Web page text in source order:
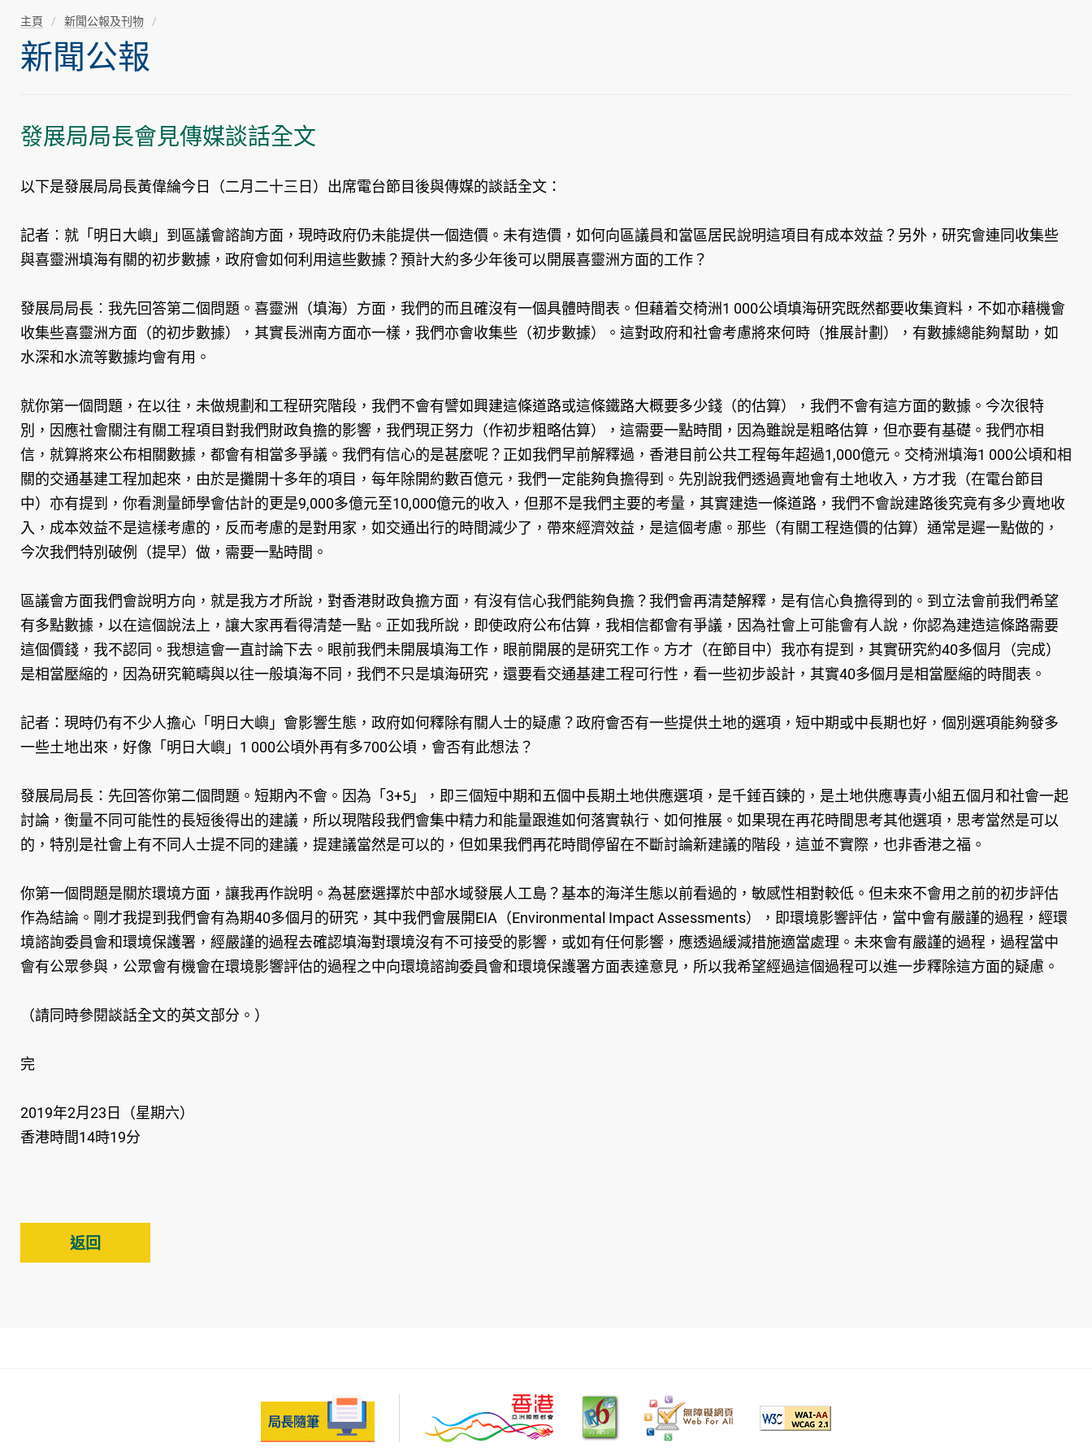
主頁 新聞公報及刊物
新聞公報
發展局局長會見傳媒談話全文
以下是發展局局長黃偉綸今日（二月二十三日）出席電台節目後與傳媒的談話全文：
記者︰就「明日大嶼」到區議會諮詢方面，現時政府仍未能提供一個造價。未有造價，如何向區議員和當區居民說明這項目有成本效益？另外，研究會連同收集些
與喜靈洲填海有關的初步數據，政府會如何利用這些數據？預計大約多少年後可以開展喜靈洲方面的工作？
發展局局長︰我先回答第二個問題。喜靈洲（填海）方面，我們的而且確沒有一個具體時間表。但藉着交椅洲1 000公頃填海研究既然都要收集資料，不如亦藉機會
收集些喜靈洲方面（的初步數據），其實長洲南方面亦一樣，我們亦會收集些（初步數據）。這對政府和社會考慮將來何時（推展計劃），有數據總能夠幫助，如
水深和水流等數據均會有用。
就你第一個問題，在以往，未做規劃和工程研究階段，我們不會有譬如興建這條道路或這條鐵路大概要多少錢（的估算），我們不會有這方面的數據。今次很特
別，因應社會關注有關工程項目對我們財政負擔的影響，我們現正努力（作初步粗略估算），這需要一點時間，因為雖說是粗略估算，但亦要有基礎。我們亦相
信，就算將來公布相關數據，都會有相當多爭議。我們有信心的是甚麼呢？正如我們早前解釋過，香港目前公共工程每年超過1,000億元。交椅洲填海1 000公頃和相
關的交通基建工程加起來，由於是攤開十多年的項目，每年除開約數百億元，我們一定能夠負擔得到。先別說我們透過賣地會有土地收入，方才我（在電台節目
中）亦有提到，你看測量師學會估計的更是9,000多億元至10,000億元的收入，但那不是我們主要的考量，其實建造一條道路，我們不會說建路後究竟有多少賣地收
入，成本效益不是這樣考慮的，反而考慮的是對用家，如交通出行的時間減少了，帶來經濟效益，是這個考慮。那些（有關工程造價的估算）通常是遲一點做的，
今次我們特別破例（提早）做，需要一點時間。
區議會方面我們會說明方向，就是我方才所說，對香港財政負擔方面，有沒有信心我們能夠負擔？我們會再清楚解釋，是有信心負擔得到的。到立法會前我們希望
有多點數據，以在這個說法上，讓大家再看得清楚一點。正如我所說，即使政府公布估算，我相信都會有爭議，因為社會上可能會有人說，你認為建造這條路需要
這個價錢，我不認同。我想這會一直討論下去。眼前我們未開展填海工作，眼前開展的是研究工作。方才（在節目中）我亦有提到，其實研究約40多個月（完成）
是相當壓縮的，因為研究範疇與以往一般填海不同，我們不只是填海研究，還要看交通基建工程可行性，看一些初步設計，其實40多個月是相當壓縮的時間表。
記者：現時仍有不少人擔心「明日大嶼」會影響生態，政府如何釋除有關人士的疑慮？政府會否有一些提供土地的選項，短中期或中長期也好，個別選項能夠發多
一些土地出來，好像「明日大嶼」1 000公頃外再有多700公頃，會否有此想法？
發展局局長：先回答你第二個問題。短期內不會。因為「3+5」，即三個短中期和五個中長期土地供應選項，是千錘百鍊的，是土地供應專責小組五個月和社會一起
討論，衡量不同可能性的長短後得出的建議，所以現階段我們會集中精力和能量跟進如何落實執行、如何推展。如果現在再花時間思考其他選項，思考當然是可以
的，特別是社會上有不同人士提不同的建議，提建議當然是可以的，但如果我們再花時間停留在不斷討論新建議的階段，這並不實際，也非香港之福。
你第一個問題是關於環境方面，讓我再作說明。為甚麼選擇於中部水域發展人工島？基本的海洋生態以前看過的，敏感性相對較低。但未來不會用之前的初步評估
作為結論。剛才我提到我們會有為期40多個月的研究，其中我們會展開EIA（Environmental Impact Assessments），即環境影響評估，當中會有嚴謹的過程，經環
境諮詢委員會和環境保護署，經嚴謹的過程去確認填海對環境沒有不可接受的影響，或如有任何影響，應透過緩減措施適當處理。未來會有嚴謹的過程，過程當中
會有公眾參與，公眾會有機會在環境影響評估的過程之中向環境諮詢委員會和環境保護署方面表達意見，所以我希望經過這個過程可以進一步釋除這方面的疑慮。
（請同時參閱談話全文的英文部分。）
完
2019年2月23日（星期六）
香港時間14時19分
返回